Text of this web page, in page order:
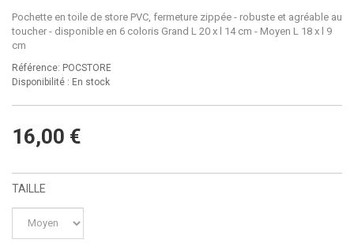
Pochette en toile de store PVC, fermeture zippée - robuste et agréable au
toucher - disponible en 6 coloris Grand L 20 x l 14 cm - Moyen L 18 x l 9
cm
Référence: POCSTORE
Disponibilité : En stock
16,00 €
TAILLE